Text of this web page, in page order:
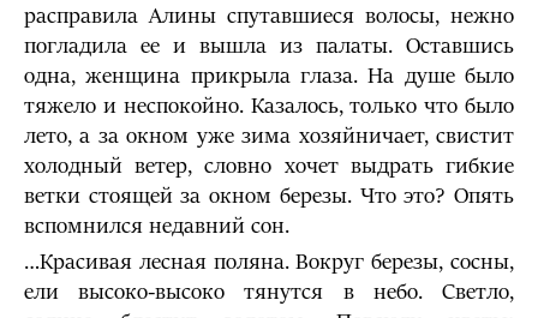
расправила Алины спутавшиеся волосы, нежно
погладила ее и вышла из палаты. Оставшись
одна, женщина прикрыла глаза. На душе было
тяжело и неспокойно. Казалось, только что было
лето, а за окном уже зима хозяйничает, свистит
холодный ветер, словно хочет выдрать гибкие
ветки стоящей за окном березы. Что это? Опять
вспомнился недавний сон.
…Красивая лесная поляна. Вокруг березы, сосны,
ели высоко-высоко тянутся в небо. Светло,